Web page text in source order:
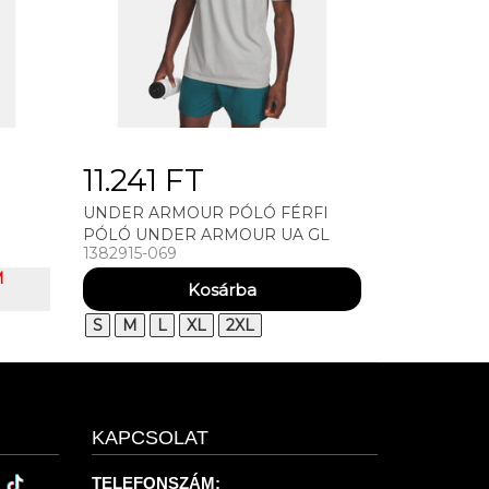
11.241 FT
UNDER ARMOUR PÓLÓ FÉRFI
PÓLÓ UNDER ARMOUR UA GL
FOUNDATION UPDATE SS
1382915-069
S M L XL 2XL
KAPCSOLAT
TELEFONSZÁM: